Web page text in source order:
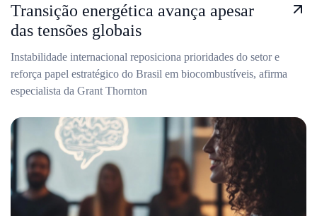
Transição energética avança apesar
das tensões globais
Instabilidade internacional reposiciona prioridades do setor e
reforça papel estratégico do Brasil em biocombustíveis, afirma
especialista da Grant Thornton